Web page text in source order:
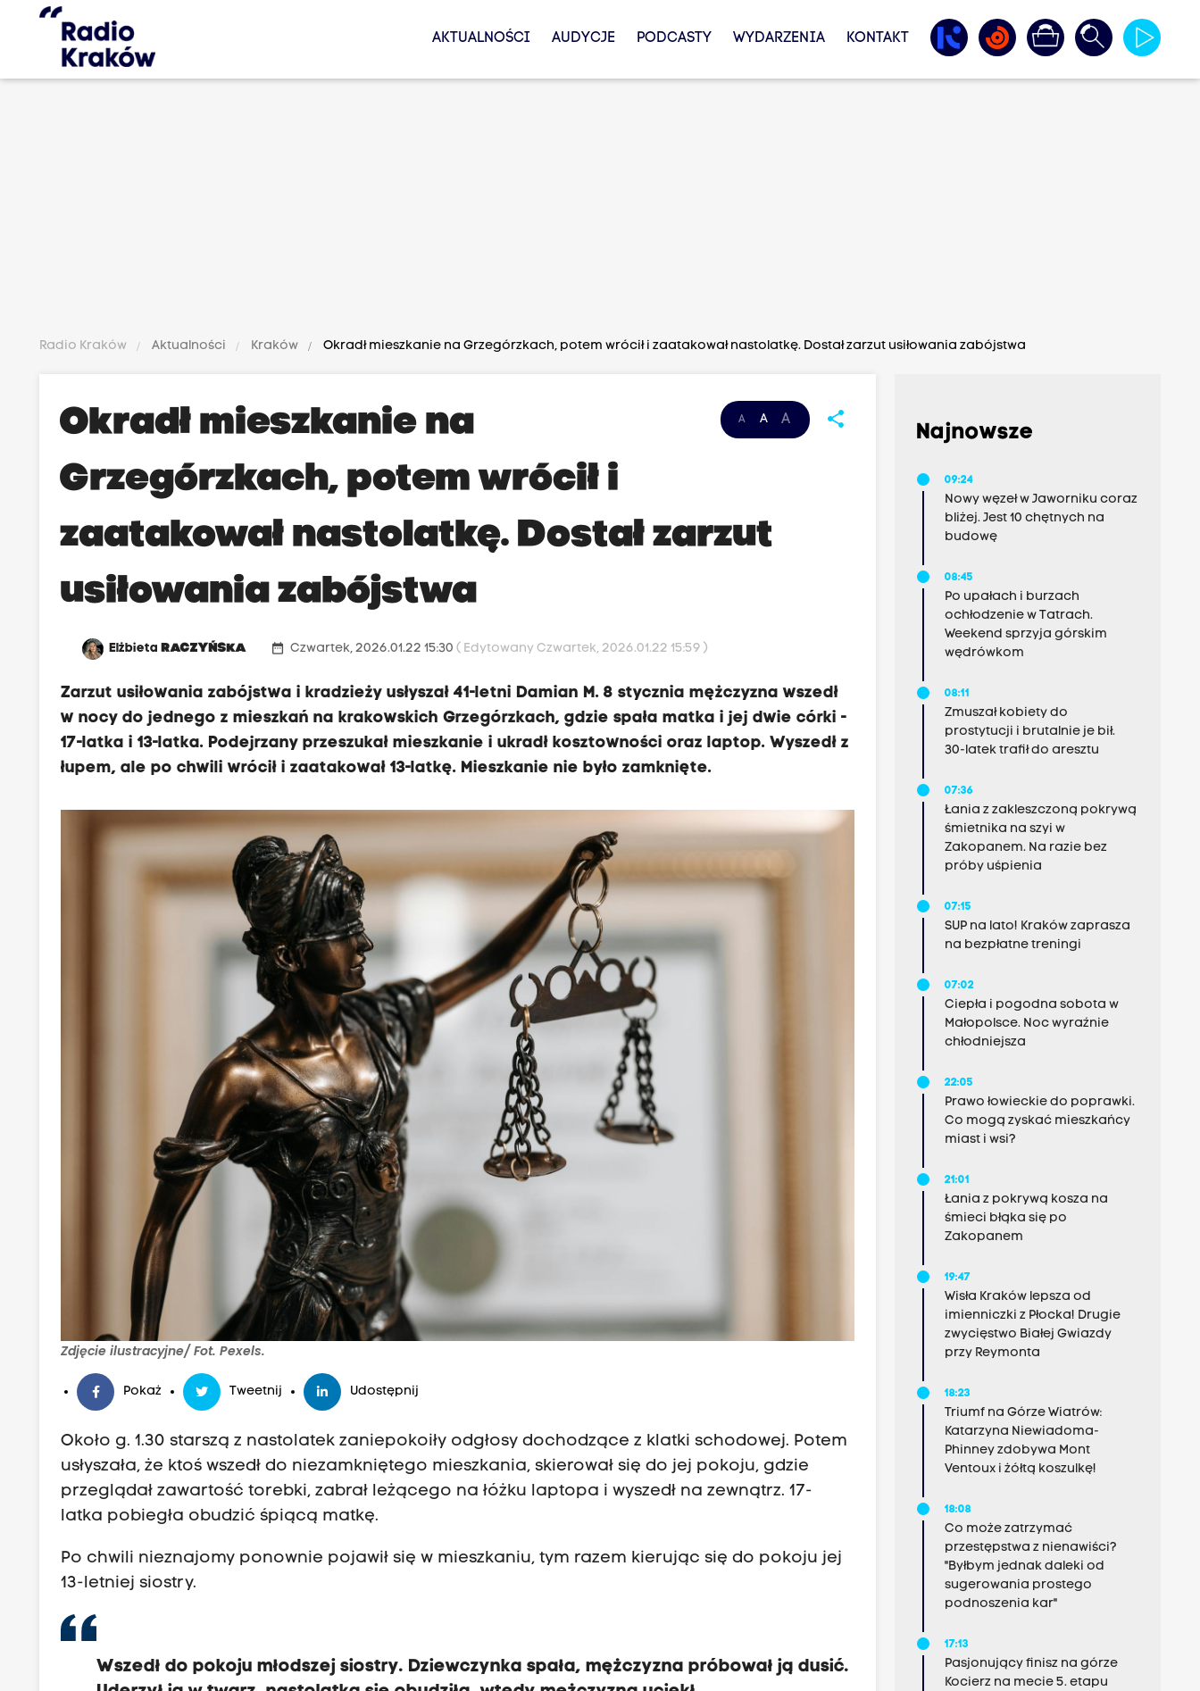
AKTUALNOŚCI AUDYCJE PODCASTY WYDARZENIA KONTAKT
Radio Kraków Aktualności Kraków Okradł mieszkanie na Grzegórzkach, potem wrócił i zaatakował nastolatkę. Dostał zarzut usiłowania zabójstwa
A A A share
Okradł mieszkanie na
Grzegórzkach, potem wrócił i
zaatakował nastolatkę. Dostał zarzut
usiłowania zabójstwa
ElżbietaRACZYŃSKA date_range Czwartek, 2026.01.22 15:30( Edytowany Czwartek, 2026.01.22 15:59 )
Zarzut usiłowania zabójstwa i kradzieży usłyszał 41-letni Damian M. 8 stycznia mężczyzna wszedł
w nocy do jednego z mieszkań na krakowskich Grzegórzkach, gdzie spała matka i jej dwie córki -
17-latka i 13-latka. Podejrzany przeszukał mieszkanie i ukradł kosztowności oraz laptop. Wyszedł z
łupem, ale po chwili wrócił i zaatakował 13-latkę. Mieszkanie nie było zamknięte.
Zdjęcie ilustracyjne/ Fot. Pexels.
Pokaż Tweetnij Udostępnij
Około g. 1.30 starszą z nastolatek zaniepokoiły odgłosy dochodzące z klatki schodowej. Potem
usłyszała, że ktoś wszedł do niezamkniętego mieszkania, skierował się do jej pokoju, gdzie
przeglądał zawartość torebki, zabrał leżącego na łóżku laptopa i wyszedł na zewnątrz. 17-
latka pobiegła obudzić śpiącą matkę.
Po chwili nieznajomy ponownie pojawił się w mieszkaniu, tym razem kierując się do pokoju jej
13-letniej siostry.
Wszedł do pokoju młodszej siostry. Dziewczynka spała, mężczyzna próbował ją dusić.
Najnowsze
09:24
Nowy węzeł w Jaworniku coraz
bliżej. Jest 10 chętnych na
budowę
08:45
Po upałach i burzach
ochłodzenie w Tatrach.
Weekend sprzyja górskim
wędrówkom
08:11
Zmuszał kobiety do
prostytucji i brutalnie je bił.
30-latek trafił do aresztu
07:36
Łania z zakleszczoną pokrywą
śmietnika na szyi w
Zakopanem. Na razie bez
próby uśpienia
07:15
SUP na lato! Kraków zaprasza
na bezpłatne treningi
07:02
Ciepła i pogodna sobota w
Małopolsce. Noc wyraźnie
chłodniejsza
22:05
Prawo łowieckie do poprawki.
Co mogą zyskać mieszkańcy
miast i wsi?
21:01
Łania z pokrywą kosza na
śmieci błąka się po
Zakopanem
19:47
Wisła Kraków lepsza od
imienniczki z Płocka! Drugie
zwycięstwo Białej Gwiazdy
przy Reymonta
18:23
Triumf na Górze Wiatrów:
Katarzyna Niewiadoma-
Phinney zdobywa Mont
Ventoux i żółtą koszulkę!
18:08
Co może zatrzymać
przestępstwa z nienawiści?
"Byłbym jednak daleki od
sugerowania prostego
podnoszenia kar"
17:13
Pasjonujący finisz na górze
Kocierz na mecie 5. etapu